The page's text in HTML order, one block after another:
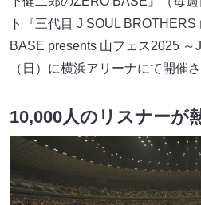
ト『三代目 J SOUL
BASE presents 山フェス2025 ～
（日）に横浜アリーナにて開催
10,000人のリスナーが